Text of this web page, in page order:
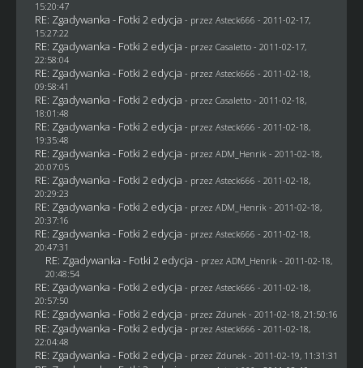
15:20:47
RE: Zgadywanka - Fotki 2 edycja - przez Asteck666 - 2011-02-17,
15:27:22
RE: Zgadywanka - Fotki 2 edycja - przez Casaletto- 2011-02-17,
22:58:04
RE: Zgadywanka - Fotki 2 edycja - przez Asteck666 - 2011-02-18,
09:58:41
RE: Zgadywanka - Fotki 2 edycja - przez Casaletto- 2011-02-18,
18:01:48
RE: Zgadywanka - Fotki 2 edycja - przez Asteck666 - 2011-02-18,
19:35:48
RE: Zgadywanka - Fotki 2 edycja - przez ADM_Henrik - 2011-02-18,
20:07:05
RE: Zgadywanka - Fotki 2 edycja - przez Asteck666 - 2011-02-18,
20:29:23
RE: Zgadywanka - Fotki 2 edycja - przez ADM_Henrik - 2011-02-18,
20:37:16
RE: Zgadywanka - Fotki 2 edycja - przez Asteck666 - 2011-02-18,
20:47:31
RE: Zgadywanka - Fotki 2 edycja - przez ADM_Henrik - 2011-02-18,
20:48:54
RE: Zgadywanka - Fotki 2 edycja - przez Asteck666 - 2011-02-18,
20:57:50
RE: Zgadywanka - Fotki 2 edycja - przez Zdunek - 2011-02-18, 21:50:16
RE: Zgadywanka - Fotki 2 edycja - przez Asteck666 - 2011-02-18,
22:04:48
RE: Zgadywanka - Fotki 2 edycja - przez Zdunek - 2011-02-19, 11:31:31